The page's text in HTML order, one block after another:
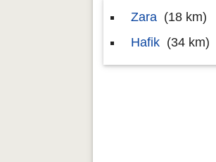
Zara (18 km)
Hafik (34 km)